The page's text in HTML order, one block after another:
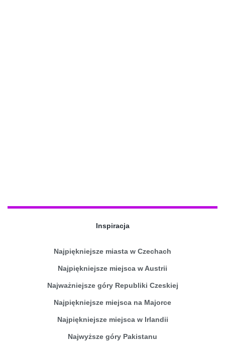
Inspiracja
Najpiękniejsze miasta w Czechach
Najpiękniejsze miejsca w Austrii
Najważniejsze góry Republiki Czeskiej
Najpiękniejsze miejsca na Majorce
Najpiękniejsze miejsca w Irlandii
Najwyższe góry Pakistanu